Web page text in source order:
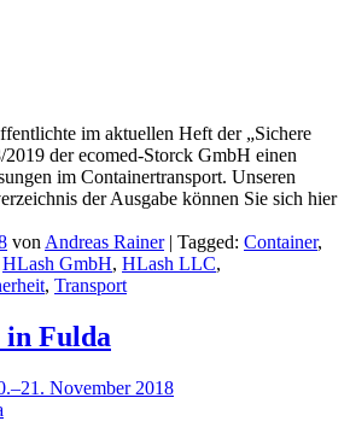
im aktuellen Heft der „Sichere
der ecomed-Storck GmbH einen
im Containertransport. Unseren
der Ausgabe können Sie sich hier
von Andreas Rainer| Tagged: Container,
HLash GmbH, HLash LLC,
, Transport
in Fulda
November 2018